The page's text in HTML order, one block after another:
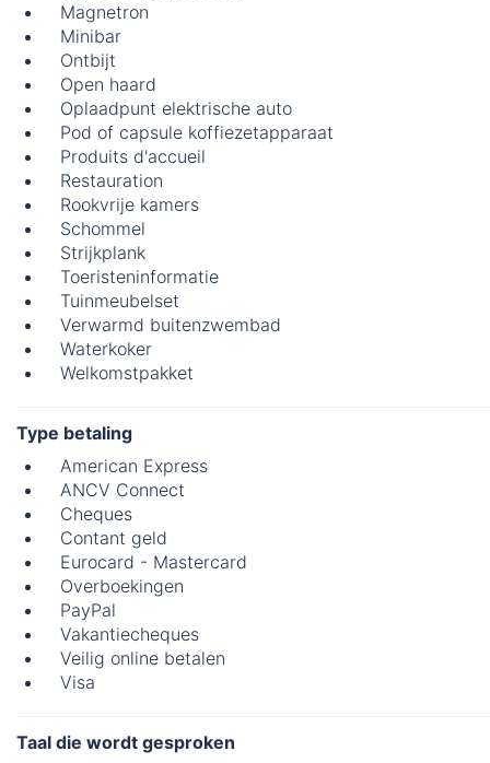
Magnetron
Minibar
Ontbijt
Open haard
Oplaadpunt elektrische auto
Pod of capsule koffiezetapparaat
Produits d'accueil
Restauration
Rookvrije kamers
Schommel
Strijkplank
Toeristeninformatie
Tuinmeubelset
Verwarmd buitenzwembad
Waterkoker
Welkomstpakket
Type betaling
American Express
ANCV Connect
Cheques
Contant geld
Eurocard - Mastercard
Overboekingen
PayPal
Vakantiecheques
Veilig online betalen
Visa
Taal die wordt gesproken